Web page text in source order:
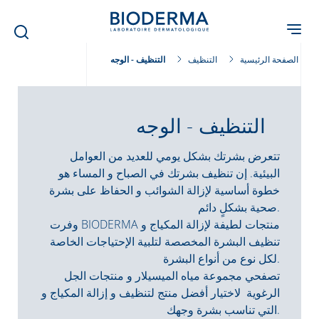
content
الصفحة الرئيسية التنظيف التنظيف - الوجه
التنظيف - الوجه
تتعرض بشرتك بشكل يومي للعديد من العوامل
البيئية. إن تنظيف بشرتك في الصباح و المساء هو
خطوة أساسية لإزالة الشوائب و الحفاظ على بشرة
صحية بشكلٍ دائم.
وفرت BIODERMA منتجات لطيفة لإزالة المكياج و
تنظيف البشرة المخصصة لتلبية الإحتياجات الخاصة
لكل نوع من أنواع البشرة.
تصفحي مجموعة مياه الميسيلار و منتجات الجل
الرغوية لاختيار أفضل منتج لتنظيف و إزالة المكياج و
التي تناسب بشرة وجهك.